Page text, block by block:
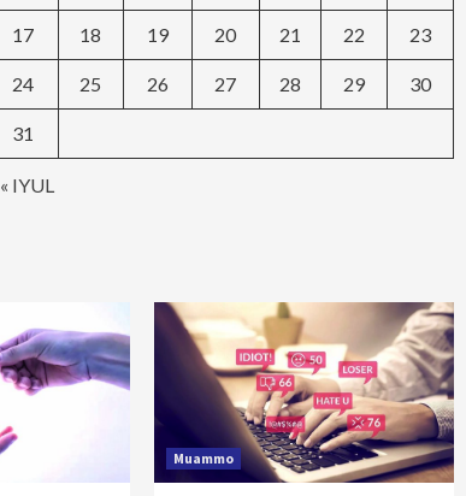
« IYUL
17 18 19 20 21 22 23
24 25 26 27 28 29 30
31
Muammo